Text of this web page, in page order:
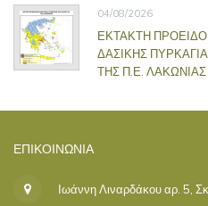
04/08/2026
ΕΚΤΑΚΤΗ
ΔΑΣΙΚΗΣ
ΤΗΣ Π.Ε. ΛΑΚΩΝΙΑΣ
ΕΠΙΚΟΙΝΩΝΊΑ
Ιωάννη Λιναρδάκου αρ. 5,